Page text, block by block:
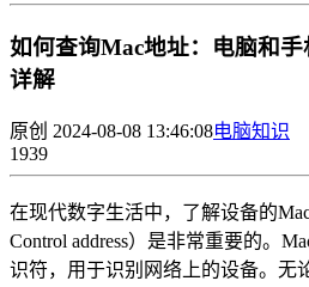
如何查询Mac地址：电脑和
详解
原创 2024-08-08 13:46:08电脑知识
1939
在现代数字生活中，了解设备的
Control address）是非常重要的。
识符，用于识别网络上的设备。无